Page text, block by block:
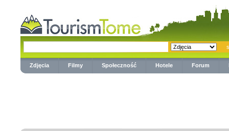
Zdjęcia Filmy Społeczność Hotele Forum